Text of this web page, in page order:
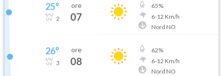
25°
2
ore
07
65%
6-12 Km/h
Nord NO
26°
3
ore
08
62%
6-12 Km/h
Nord NO